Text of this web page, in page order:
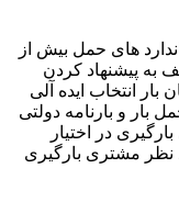
های حمل بیش از
به پیشنهاد کردن
انتخاب ایده آلی
و بارنامه دولتی
در اختیار
نظر مشتری بارگیری